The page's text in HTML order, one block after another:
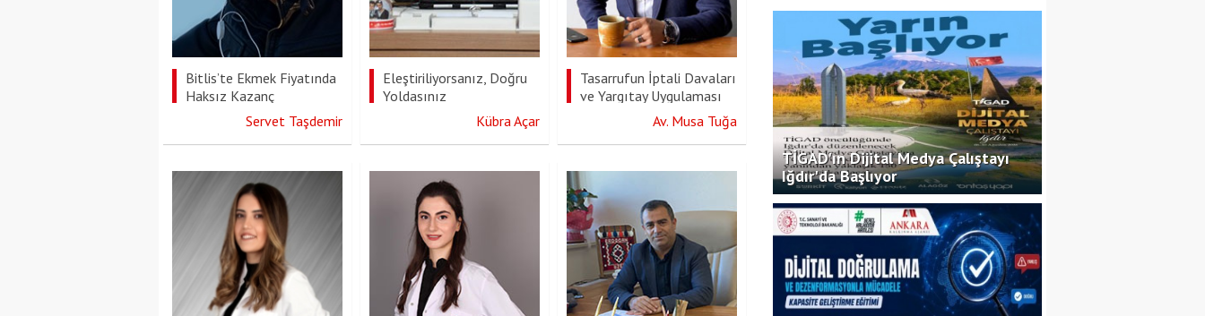
Bitlis’te Ekmek Fiyatında
Haksız Kazanç
Servet Taşdemir
Eleştiriliyorsanız, Doğru
Yoldasınız
Kübra Açar
Tasarrufun İptali Davaları
ve Yargıtay Uygulaması
Av. Musa Tuğa
TİGAD'ın Dijital Medya Çalıştayı
Iğdır'da Başlıyor